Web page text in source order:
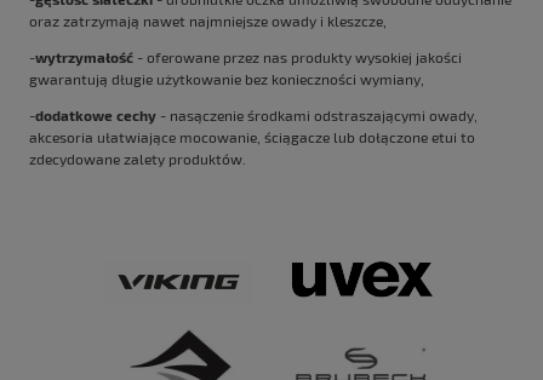
oraz zatrzymają nawet najmniejsze owady i kleszcze,
-wytrzymałość - oferowane przez nas produkty wysokiej jakości
gwarantują długie użytkowanie bez konieczności wymiany,
-dodatkowe cechy - nasączenie środkami odstraszającymi owady,
akcesoria ułatwiające mocowanie, ściągacze lub dołączone etui to
zdecydowane zalety produktów.